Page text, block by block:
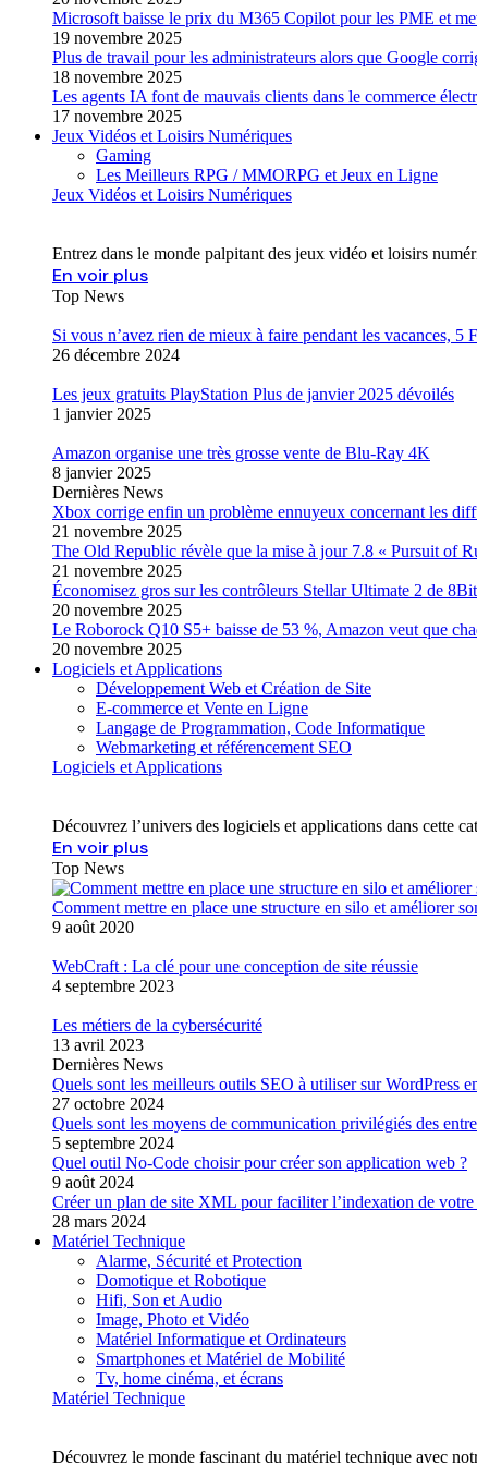
Microsoft baisse le prix du M365 Copilot pour les PME et
19 novembre 2025
Plus de travail pour les administrateurs alors que Google
18 novembre 2025
Les agents IA font de mauvais clients dans le commerce
17 novembre 2025
Jeux Vidéos et Loisirs Numériques
Gaming
Les Meilleurs RPG / MMORPG et Jeux en Ligne
Jeux Vidéos et Loisirs Numériques
Entrez dans le monde palpitant des jeux vidéo et loisirs
En voir plus
Top News
Si vous n’avez rien de mieux à faire pendant les vacances,
26 décembre 2024
Les jeux gratuits PlayStation Plus de janvier 2025 dévoilés
1 janvier 2025
Amazon organise une très grosse vente de Blu-Ray 4K
8 janvier 2025
Dernières News
Xbox corrige enfin un problème ennuyeux concernant les
21 novembre 2025
The Old Republic révèle que la mise à jour 7.8 « Pursuit of
21 novembre 2025
Économisez gros sur les contrôleurs Stellar Ultimate 2 de
20 novembre 2025
Le Roborock Q10 S5+ baisse de 53 %, Amazon veut que
20 novembre 2025
Logiciels et Applications
Développement Web et Création de Site
E-commerce et Vente en Ligne
Langage de Programmation, Code Informatique
Webmarketing et référencement SEO
Logiciels et Applications
Découvrez l’univers des logiciels et applications dans cette
En voir plus
Top News
Comment mettre en place une structure en silo et améliorer
9 août 2020
WebCraft : La clé pour une conception de site réussie
4 septembre 2023
Les métiers de la cybersécurité
13 avril 2023
Dernières News
Quels sont les meilleurs outils SEO à utiliser sur WordPress
27 octobre 2024
Quels sont les moyens de communication privilégiés des
5 septembre 2024
Quel outil No-Code choisir pour créer son application web ?
9 août 2024
Créer un plan de site XML pour faciliter l’indexation de votre
28 mars 2024
Matériel Technique
Alarme, Sécurité et Protection
Domotique et Robotique
Hifi, Son et Audio
Image, Photo et Vidéo
Matériel Informatique et Ordinateurs
Smartphones et Matériel de Mobilité
Tv, home cinéma, et écrans
Matériel Technique
Découvrez le monde fascinant du matériel technique avec